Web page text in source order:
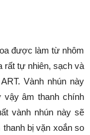
được làm từ nhôm
rất tự nhiên, sạch và
Vành nhún này
âm thanh chính
vành nhún này sẽ
bị vặn xoắn so